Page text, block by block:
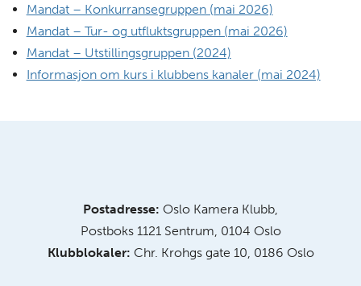
Mandat – Konkurransegruppen (mai 2026)
Mandat – Tur- og utfluktsgruppen (mai 2026)
Mandat – Utstillingsgruppen (2024)
Informasjon om kurs i klubbens kanaler (mai 2024)
Postadresse: Oslo Kamera Klubb,
Postboks 1121 Sentrum, 0104 Oslo
Klubblokaler: Chr. Krohgs gate 10, 0186 Oslo